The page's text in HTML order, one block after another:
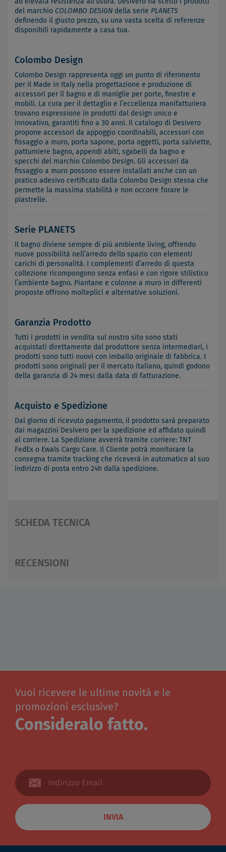
del marchio COLOMBO DESIGN della serie PLANETS
definendo il giusto prezzo, su una vasta scelta di referenze
disponibili rapidamente a casa tua.
Colombo Design
Colombo Design rappresenta oggi un punto di riferimento
per il Made in Italy nella progettazione e produzione di
accessori per il bagno e di maniglie per porte, finestre e
mobili. La cura per il dettaglio e l’eccellenza manifatturiera
trovano espressione in prodotti dal design unico e
innovativo, garantiti fino a 30 anni. Il catalogo di Desivero
propone accessori da appoggio coordinabili, accessori con
fissaggio a muro, porta sapone, porta oggetti, porta salviette,
pattumiere bagno, appendi abiti, sgabelli da bagno e
specchi del marchio Colombo Design. Gli accessori da
fissaggio a muro possono essere installati anche con un
pratico adesivo certificato dalla Colombo Design stessa che
permette la massima stabilità e non occorre forare le
piastrelle.
Serie PLANETS
Il bagno diviene sempre di più ambiente living, offrendo
nuove possibilità nell’arredo dello spazio con elementi
carichi di personalità. I complementi d’arredo di questa
collezione ricompongono senza enfasi e con rigore stilistico
l’ambiente bagno. Piantane e colonne a muro in differenti
proposte offrono molteplici e alternative soluzioni.
Garanzia Prodotto
Tutti i prodotti in vendita sul nostro sito sono stati
acquistati direttamente dal produttore senza intermediari, i
prodotti sono tutti nuovi con imballo originale di fabbrica. I
prodotti sono originali per il mercato italiano, quindi godono
della garanzia di 24 mesi dalla data di fatturazione.
Acquisto e Spedizione
Dal giorno di ricevuto pagamento, il prodotto sarà preparato
dai magazzini Desivero per la spedizione ed affidato quindi
al corriere. La Spedizione avverrà tramite corriere: TNT
FedEx o Ewals Cargo Care. Il Cliente potrà monitorare la
consegna tramite tracking che riceverà in automatico al suo
indirizzo di posta entro 24h dalla spedizione.
SCHEDA TECNICA
RECENSIONI
Vuoi ricevere le ultime novità e le
promozioni esclusive?
Consideralo fatto.
INVIA